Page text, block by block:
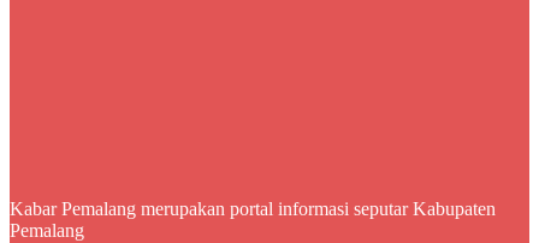
Kabar Pemalang merupakan portal informasi seputar Kabupaten
Pemalang